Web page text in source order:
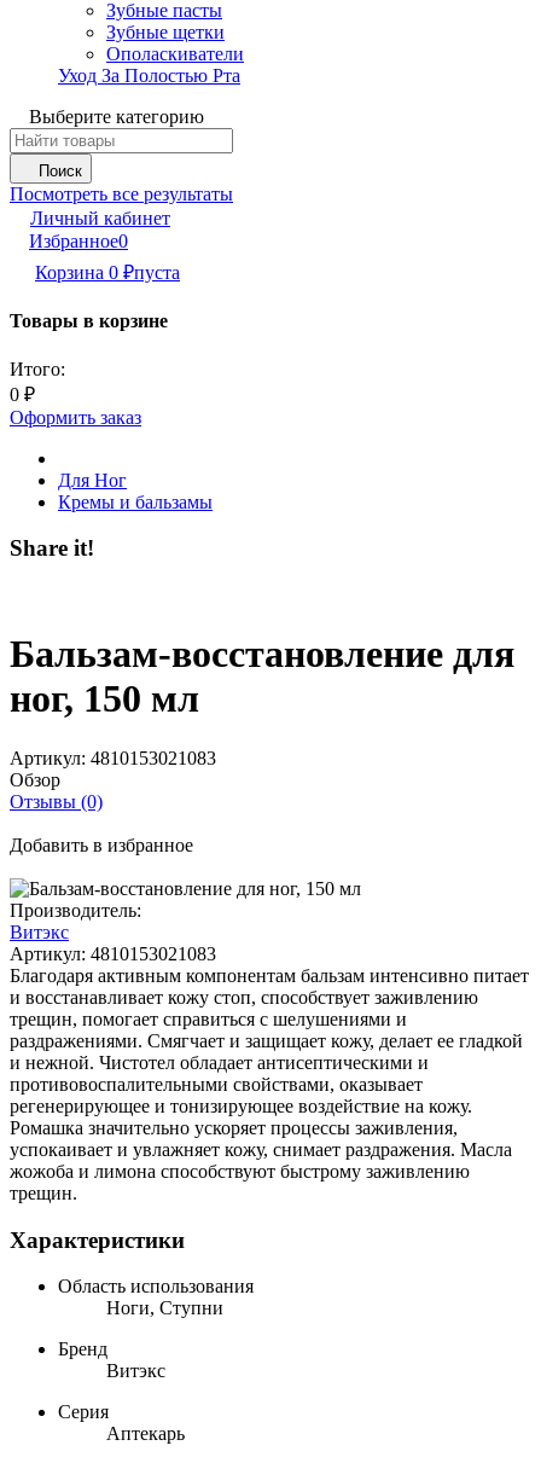
Зубные пасты
Зубные щетки
Ополаскиватели
Уход За Полостью Рта
Выберите категорию
Поиск
Посмотреть все результаты
Личный кабинет
Избранное0
Корзина 0 ₽пуста
Товары в корзине
Итого:
0 ₽
Оформить заказ
Для Ног
Кремы и бальзамы
Share it!
Бальзам-восстановление для
ног, 150 мл
Артикул: 4810153021083
Обзор
Отзывы (0)
Добавить в избранное
Производитель:
Витэкс
Артикул: 4810153021083
Благодаря активным компонентам бальзам интенсивно питает
и восстанавливает кожу стоп, способствует заживлению
трещин, помогает справиться с шелушениями и
раздражениями. Смягчает и защищает кожу, делает ее гладкой
и нежной. Чистотел обладает антисептическими и
противовоспалительными свойствами, оказывает
регенерирующее и тонизирующее воздействие на кожу.
Ромашка значительно ускоряет процессы заживления,
успокаивает и увлажняет кожу, снимает раздражения. Масла
жожоба и лимона способствуют быстрому заживлению
трещин.
Характеристики
Область использования
Ноги, Ступни
Бренд
Витэкс
Серия
Аптекарь